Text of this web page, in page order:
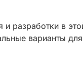
разработки в
варианты